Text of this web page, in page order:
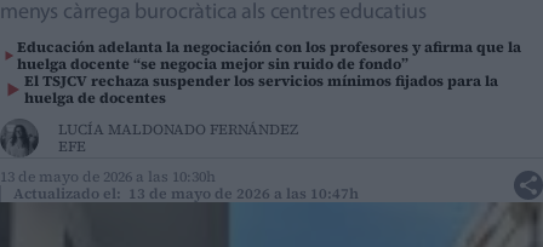
menys càrrega burocràtica als centres educatius
Educación adelanta la negociación con los profesores y afirma que la
huelga docente “se negocia mejor sin ruido de fondo”
El TSJCV rechaza suspender los servicios mínimos fijados para la
huelga de docentes
LUCÍA MALDONADO FERNÁNDEZ
EFE
13 de mayo de 2026 a las 10:30h
Actualizado el: 13 de mayo de 2026 a las 10:47h